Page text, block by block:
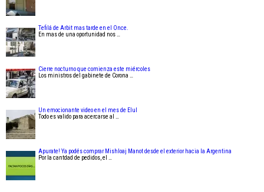
Tefilá de Arbit mas tarde en el Once.
En mas de una oportunidad nos …
Cierre nocturno que comienza este miércoles
Los ministros del gabinete de Corona …
Un emocionante video en el mes de Elul
Todo es valido para acercarse al …
Apurate! Ya podés comprar Mishloaj Manot desde el exterior hacia la Argentina
Por la cantdad de pedidos, el …